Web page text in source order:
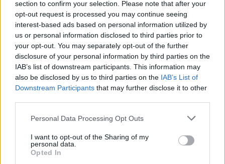
section to confirm your selection. Please note that after your
opt-out request is processed you may continue seeing
interest-based ads based on personal information utilized by
us or personal information disclosed to third parties prior to
your opt-out. You may separately opt-out of the further
disclosure of your personal information by third parties on the
IAB’s list of downstream participants. This information may
also be disclosed by us to third parties on the IAB’s List of
Downstream Participants that may further disclose it to other
Please note that this website/app uses one or more Google
not limited to your visit or usage behaviour. You may click to
grant or deny consent to Google and its third-party tags to
use your data for below specified purposes in below Google
Personal Data Processing Opt Outs
I want to opt-out of the Sharing of my
personal data.
Opted In
Mandulás mini kuglóf
Végre eljutottam a kedvenc bútoráruházamba, és
ahogy sejtettem, hosszadalmasan élveztem annak
minden szolgáltatását és kényelmét. Bár ...